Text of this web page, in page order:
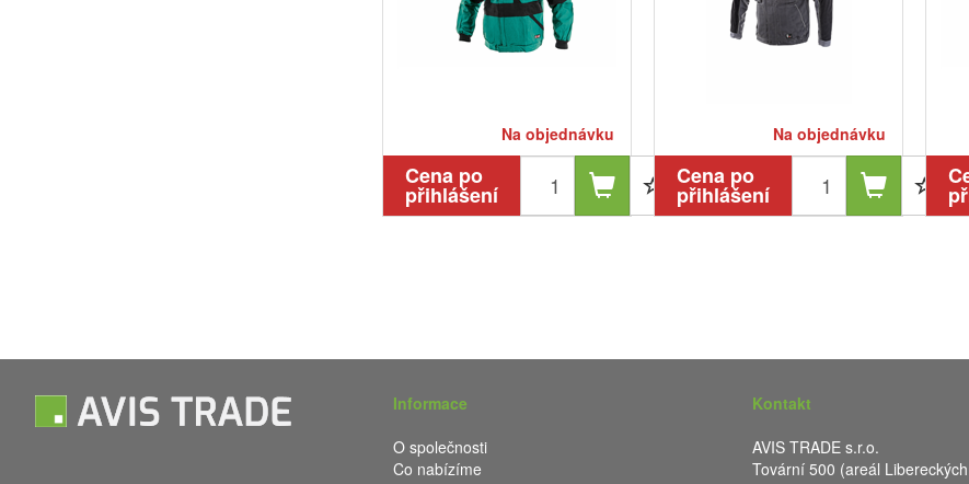
Na objednávku
Cena po
přihlášení
Na objednávku
Cena po
přihlášení
Informace
O společnosti
Co nabízíme
Kontakt
AVIS TRADE s.r.o.
Tovární 500 (areál